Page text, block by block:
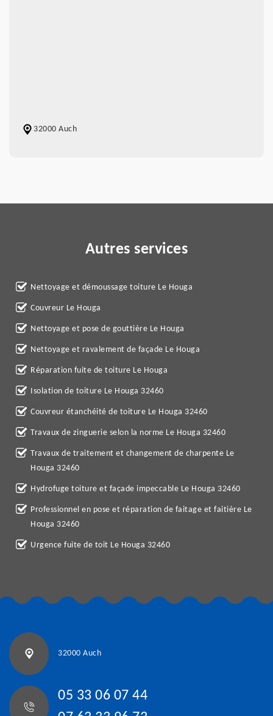
32000 Auch
Autres services
Nettoyage et démoussage toiture Le Houga
Couvreur Le Houga
Nettoyage et pose de gouttière Le Houga
Nettoyage et ravalement de façade Le Houga
Réparation fuite de toiture Le Houga
Isolation de toiture Le Houga 32460
Couvreur étanchéité de toiture Le Houga 32460
Travaux de zinguerie selon la norme Le Houga 32460
Travaux de traitement et changement de charpente Le
Houga 32460
Hydrofuge toiture et façade impeccable Le Houga 32460
Professionnel en pose et réparation de faitage et faitière Le
Houga 32460
Urgence fuite de toit Le Houga 32460
32000 Auch
05 33 06 07 44